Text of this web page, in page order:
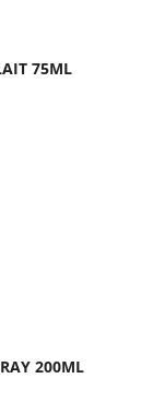
75ML
200ML